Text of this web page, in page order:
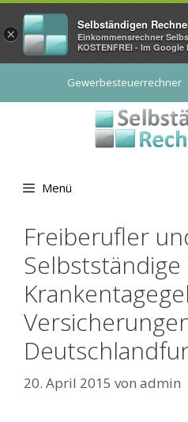
Gewerbesteuerrechner
Menü
Freiberufler
20. April 2015 von admin
×
Selbständigen
Einkommensrechner
KOSTENFREI - Im Google